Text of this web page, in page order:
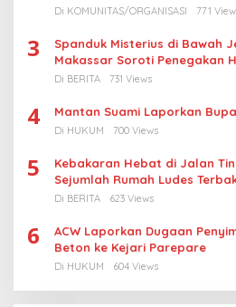
Di KOMUNITAS/ORGANISASI 771
3
Spanduk Misterius di Bawah
Makassar Soroti Penegakan
Di BERITA 731 Views
4 Mantan Suami Laporkan
Di HUKUM 700 Views
5
Kebakaran Hebat di Jalan
Sejumlah Rumah Ludes
Diselidiki
Di BERITA 623 Views
6
ACW Laporkan Dugaan
Beton ke Kejari Parepare
Di HUKUM 604 Views